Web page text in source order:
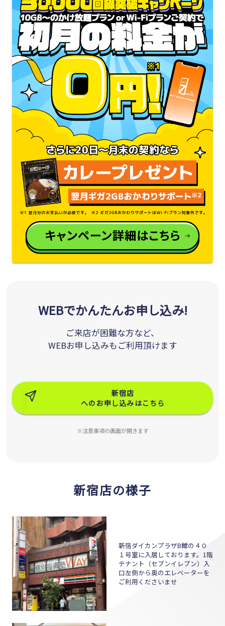
WEBでかんたんお申し込み!
ご来店が困難な方など、
WEBお申し込みもご利用頂けます
新宿店
へのお申し込みはこちら
※注意事項の画面が開きます
新宿店の様子
新宿ダイカンプラザB館の４０
１号室に入居しております。1階
テナント（セブンイレブン）入
口左側から奥のエレベーターを
ご利用くださいませ